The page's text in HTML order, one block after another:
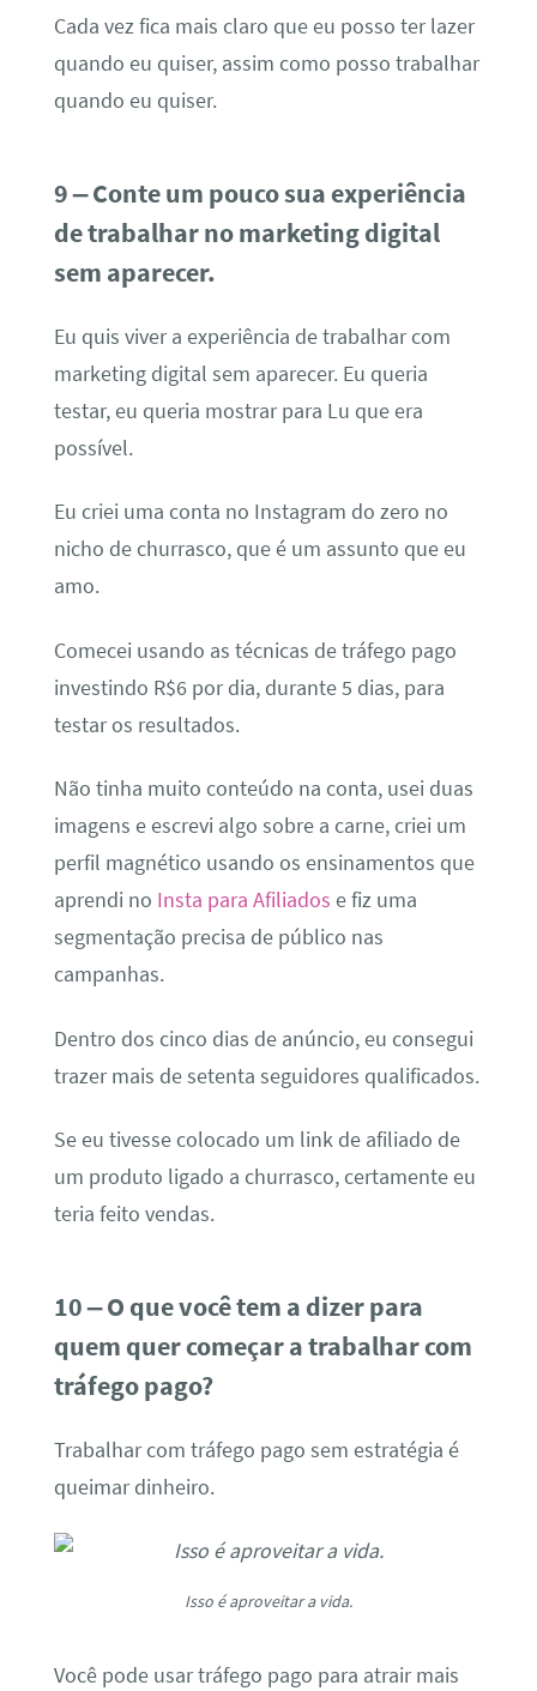
Cada vez fica mais claro que eu posso ter lazer
quando eu quiser, assim como posso trabalhar
quando eu quiser.
9 – Conte um pouco sua experiência
de trabalhar no marketing digital
sem aparecer.
Eu quis viver a experiência de trabalhar com
marketing digital sem aparecer. Eu queria
testar, eu queria mostrar para Lu que era
possível.
Eu criei uma conta no Instagram do zero no
nicho de churrasco, que é um assunto que eu
amo.
Comecei usando as técnicas de tráfego pago
investindo R$6 por dia, durante 5 dias, para
testar os resultados.
Não tinha muito conteúdo na conta, usei duas
imagens e escrevi algo sobre a carne, criei um
perfil magnético usando os ensinamentos que
aprendi no Insta para Afiliados e fiz uma
segmentação precisa de público nas
campanhas.
Dentro dos cinco dias de anúncio, eu consegui
trazer mais de setenta seguidores qualificados.
Se eu tivesse colocado um link de afiliado de
um produto ligado a churrasco, certamente eu
teria feito vendas.
10 – O que você tem a dizer para
quem quer começar a trabalhar com
tráfego pago?
Trabalhar com tráfego pago sem estratégia é
queimar dinheiro.
Isso é aproveitar a vida.
Você pode usar tráfego pago para atrair mais